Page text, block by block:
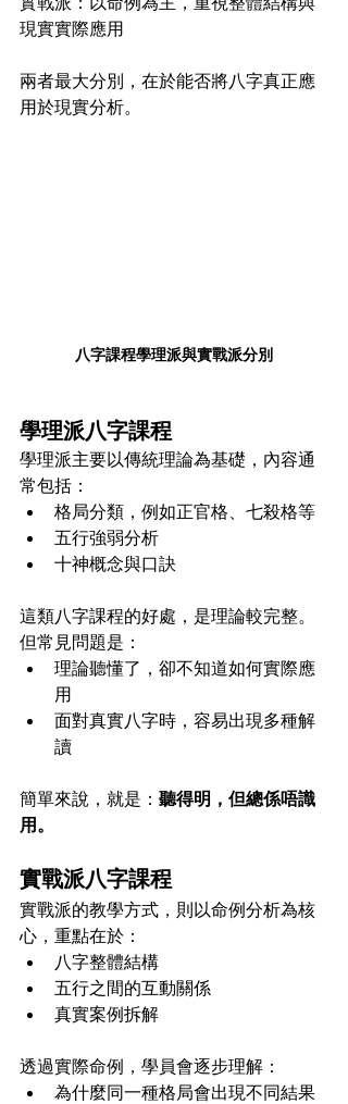
現實實際應用
兩者最大分別，在於能否將八字真正應
用於現實分析。
八字課程學理派與實戰派分別
學理派八字課程
學理派主要以傳統理論為基礎，內容通
常包括：
格局分類，例如正官格、七殺格等
五行強弱分析
十神概念與口訣
這類八字課程的好處，是理論較完整。
但常見問題是：
理論聽懂了，卻不知道如何實際應
用
面對真實八字時，容易出現多種解
讀
簡單來說，就是： 聽得明，但總係唔識
用。
實戰派八字課程
實戰派的教學方式，則以命例分析為核
心，重點在於：
八字整體結構
五行之間的互動關係
真實案例拆解
透過實際命例，學員會逐步理解：
為什麼同一種格局會出現不同結果